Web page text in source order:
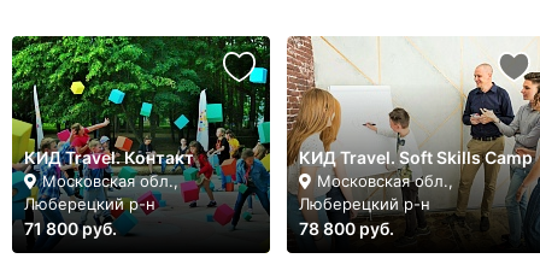
КИД Travel. Контакт
Московская обл.,
Люберецкий р-н
71 800 руб.
КИД Travel. Soft Skills Camp
Московская обл.,
Люберецкий р-н
78 800 руб.